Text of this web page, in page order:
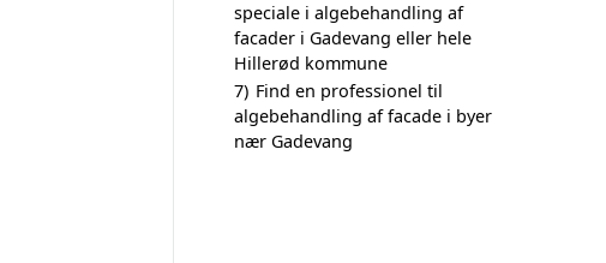
speciale i algebehandling af
facader i Gadevang eller hele
Hillerød kommune
7) Find en professionel til
algebehandling af facade i byer
nær Gadevang